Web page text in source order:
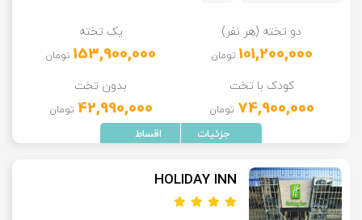
دو تخته (هر نفر)
101,200,000 تومان
یک تخته
153,900,000 تومان
کودک با تخت
74,900,000 تومان
بدون تخت
42,990,000 تومان
HOLIDAY INN